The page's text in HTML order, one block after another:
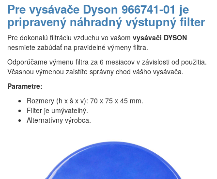
Pre vysávače Dyson 966741-01 je
pripravený náhradný výstupný filter
Pre dokonalú filtráciu vzduchu vo vašom vysávači DYSON
nesmiete zabúdať na pravidelné výmeny filtra.
Odporúčame výmenu filtra za 6 mesiacov v závislosti od použitia.
Včasnou výmenou zaistíte správny chod vášho vysávača.
Parametre:
Rozmery (h x š x v): 70 x 75 x 45 mm.
Filter je umývateľný.
Alternatívny výrobca.